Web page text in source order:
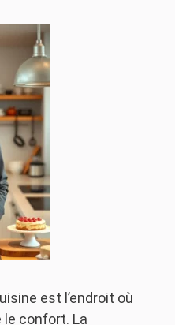
est l’endroit où
confort. La